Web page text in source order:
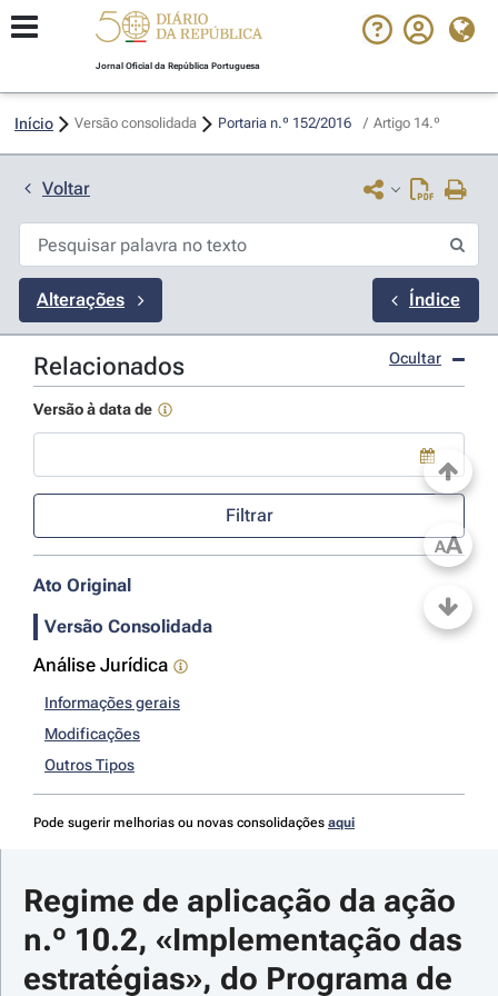
Jornal Oficial da República Portuguesa
Início Versão consolidada Portaria n.º 152/2016 / Artigo 14.º
Voltar
Alterações Índice
Relacionados Ocultar
Versão à data de
Use a tecla de seta para baixo para abrir o calendário; Use as
Filtrar
Ato Original
Versão Consolidada
Análise Jurídica
Informações gerais
Modificações
Outros Tipos
Pode sugerir melhorias ou novas consolidações aqui
Regime de aplicação da ação
n.º 10.2, «Implementação das
estratégias», do Programa de
AA